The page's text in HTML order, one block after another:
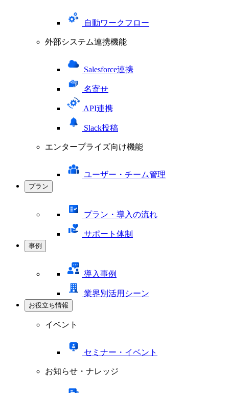
自動ワークフロー
外部システム連携機能
Salesforce連携
名寄せ
API連携
Slack投稿
エンタープライズ向け機能
ユーザー・チーム管理
プラン
プラン・導入の流れ
サポート体制
事例
導入事例
業界別活用シーン
お役立ち情報
イベント
セミナー・イベント
お知らせ・ナレッジ